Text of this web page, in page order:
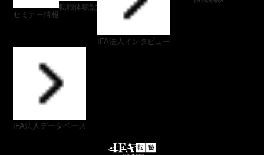
セミナー情報
転職体験記
IFA法人インタビュー
IFA法人データベース